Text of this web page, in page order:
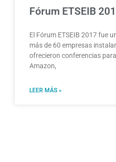
Fórum ETSEIB
El Fórum ETSEIB 2017 fue
más de 60 empresas
ofrecieron conferencias
Amazon,
LEER MÁS »